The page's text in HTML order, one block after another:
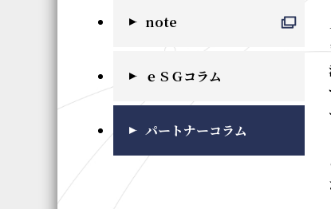
note
ｅＳＧコラム
パートナーコラム